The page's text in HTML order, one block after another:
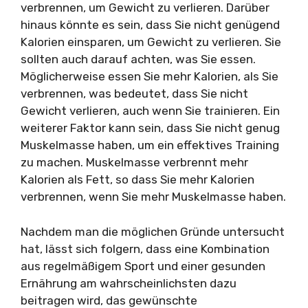
verbrennen, um Gewicht zu verlieren. Darüber
hinaus könnte es sein, dass Sie nicht genügend
Kalorien einsparen, um Gewicht zu verlieren. Sie
sollten auch darauf achten, was Sie essen.
Möglicherweise essen Sie mehr Kalorien, als Sie
verbrennen, was bedeutet, dass Sie nicht
Gewicht verlieren, auch wenn Sie trainieren. Ein
weiterer Faktor kann sein, dass Sie nicht genug
Muskelmasse haben, um ein effektives Training
zu machen. Muskelmasse verbrennt mehr
Kalorien als Fett, so dass Sie mehr Kalorien
verbrennen, wenn Sie mehr Muskelmasse haben.
Nachdem man die möglichen Gründe untersucht
hat, lässt sich folgern, dass eine Kombination
aus regelmäßigem Sport und einer gesunden
Ernährung am wahrscheinlichsten dazu
beitragen wird, das gewünschte